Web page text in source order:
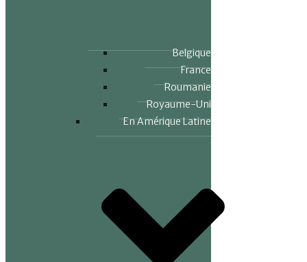
Belgique
France
Roumanie
Royaume-Uni
En Amérique Latine